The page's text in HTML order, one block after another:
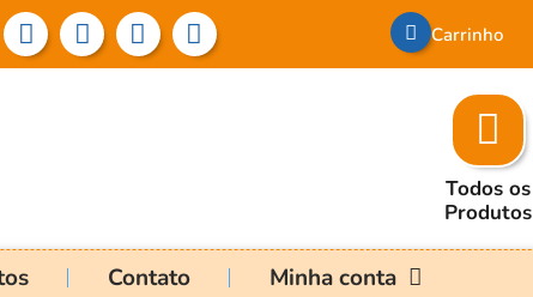
Carrinho
Todos os
Produtos
Contato Minha conta